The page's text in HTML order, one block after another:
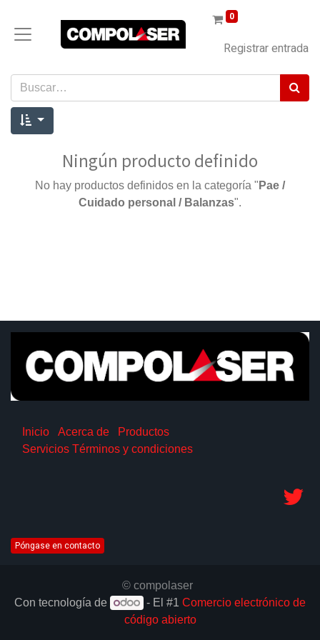
0
Registrar entrada
Ningún producto definido
No hay productos definidos en la categoría " Pae /
Cuidado personal / Balanzas".
Inicio Acerca de
Productos
Servicios Términos y condiciones
Póngase en contacto
© compolaser
Con tecnología de
- El #1 Comercio electrónico de
código abierto